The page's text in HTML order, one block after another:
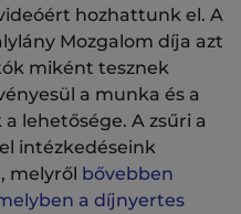
hozhattunk el. A
Mozgalom díja azt
miként tesznek
a munka és a
lehetősége. A zsűri a
intézkedéseink
melyről bővebben
a díjnyertes